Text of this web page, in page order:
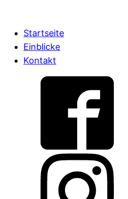
Startseite
Einblicke
Kontakt